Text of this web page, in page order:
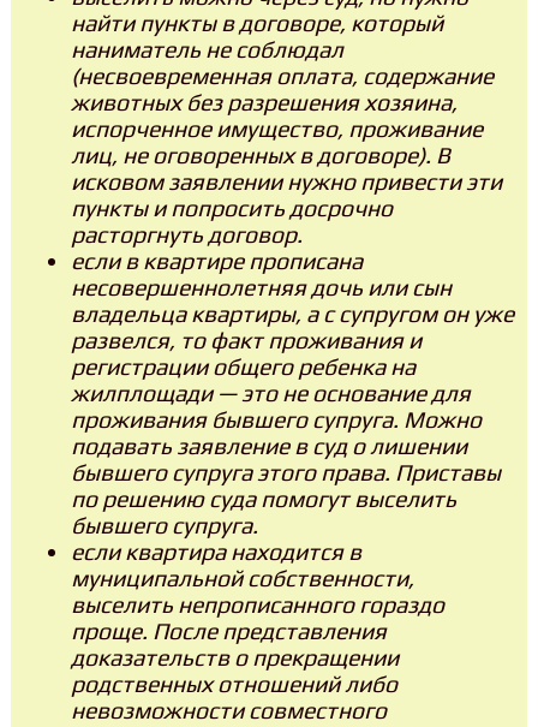
найти пункты в договоре, который
наниматель не соблюдал
(несвоевременная оплата, содержание
животных без разрешения хозяина,
испорченное имущество, проживание
лиц, не оговоренных в договоре). В
исковом заявлении нужно привести эти
пункты и попросить досрочно
расторгнуть договор.
если в квартире прописана
несовершеннолетняя дочь или сын
владельца квартиры, а с супругом он уже
развелся, то факт проживания и
регистрации общего ребенка на
жилплощади — это не основание для
проживания бывшего супруга. Можно
подавать заявление в суд о лишении
бывшего супруга этого права. Приставы
по решению суда помогут выселить
бывшего супруга.
если квартира находится в
муниципальной собственности,
выселить непрописанного гораздо
проще. После представления
доказательств о прекращении
родственных отношений либо
невозможности совместного